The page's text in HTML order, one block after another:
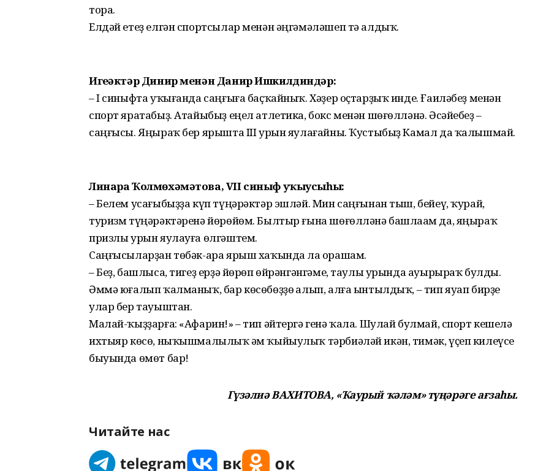
тора.
Елдәй етеҙ елгән спортсылар менән әңгәмәләшеп тә алдыҡ.
Игеҙәктәр Динир менән Данир Ишкилдиндәр:
– I синыфта уҡығанда саңғыға баҫҡайныҡ. Хәҙер оҫтарҙыҡ инде. Ғаиләбеҙ менән
спорт яратабыҙ. Атайыбыҙ еңел атлетика, бокс менән шөғөлләнә. Әсәйебеҙ –
саңғысы. Яңыраҡ бер ярышта III урын яулағайны. Ҡус­тыбыҙ Камал да ҡалышмай.
Линара Ҡолмөхәмәтова, VII синыф уҡыусыһы:
– Белем усағыбыҙҙа күп түңәрәктәр эшләй. Мин саңғынан тыш, бейеү, ҡурай,
туризм түңәрәктәренә йөрөйөм. Былтыр ғы­на шөғөлләнә башлаһам да, яңыраҡ
призлы урын яу­лау­ға өлгәштем.
Саңғысыларҙан төбәк-ара ярыш хаҡында ла һорашам.
– Беҙ, башлыса, тигеҙ ерҙә йөрөп өйрәнгәнгәме, таулы урында ауырыраҡ булды.
Әммә юғалып ҡалманыҡ, бар көсөбөҙҙө һалып, алға ынтылдыҡ, – тип яуап бирҙе
улар бер тауыштан.
Малай-ҡыҙҙарға: «Афарин!» – тип әйтергә генә ҡала. Шулай булмай, спорт кешелә
ихтыяр көсө, ныҡышмалылыҡ һәм ҡыйыулыҡ тәрбиәләй икән, тимәк, үҫеп килеүсе
быуында өмөт бар!
Гүзәлиә ВАХИТОВА, «Ҡаурый ҡәләм» түңәрәге ағзаһы.
Читайте нас